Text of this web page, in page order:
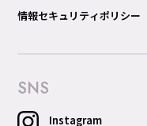
情報セキュリティポリシー
SNS
Instagram